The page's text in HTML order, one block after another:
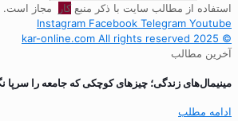
استفاده از مطالب سایت با ذکر منبعکار
مجاز است.
Instagram Facebook Telegram Youtube
© 2025 kar-online.com All rights reserved
آخرین مطالب
مینیمال‌های زندگی؛ چیزهای کوچکی که جامعه را سرپا
ادامه مطلب